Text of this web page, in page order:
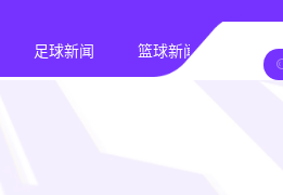
足球新闻 篮球新闻